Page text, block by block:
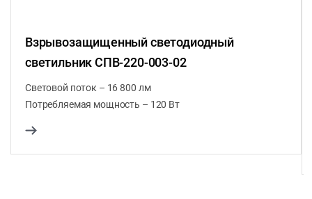
Взрывозащищенный светодиодный
светильник СПВ-220-003-02
Световой поток – 16 800 лм
Потребляемая мощность – 120 Вт